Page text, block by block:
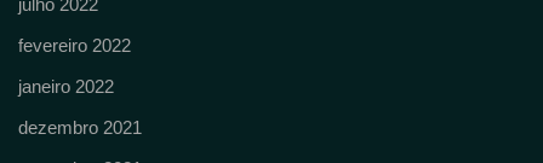
julho 2022
fevereiro 2022
janeiro 2022
dezembro 2021